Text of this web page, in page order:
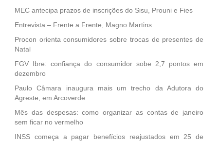
MEC antecipa prazos de inscrições do Sisu, Prouni e Fies
Entrevista – Frente a Frente, Magno Martins
Procon orienta consumidores sobre trocas de presentes de
Natal
FGV Ibre: confiança do consumidor sobe 2,7 pontos em
dezembro
Paulo Câmara inaugura mais um trecho da Adutora do
Agreste, em Arcoverde
Mês das despesas: como organizar as contas de janeiro
sem ficar no vermelho
INSS começa a pagar benefícios reajustados em 25 de